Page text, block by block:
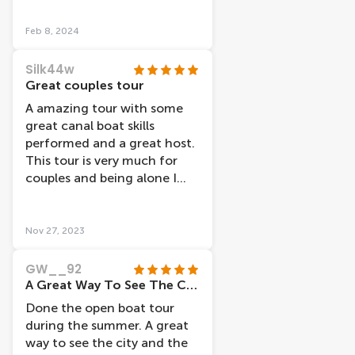
weren’t so busy. We took a
Maybe evening cruises would
be better in warmer months
with open boats. The boat
was modern, clean and
warm and no condensation
at all during any part of our
cruise. The headphones were
included and the audio
added bits and pieces of
appreciated. It was a great
introduction to the canals of
Amsterdam as we decided to
do this trip literally an hour
after arriving in Amsterdam.
Feb 8, 2024
Silk44w
Great couples tour
A amazing tour with some
great canal boat skills
performed and a great host.
This tour is very much for
couples and being alone I
Nov 27, 2023
GW__92
A Great Way To See The City
Done the open boat tour
during the summer. A great
way to see the city and the